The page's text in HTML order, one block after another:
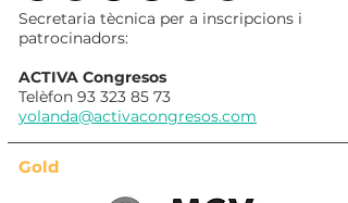
Secretaria tècnica per a inscripcions i
patrocinadors:
ACTIVA Congresos
Telèfon 93 323 85 73
yolanda@activacongresos.com
Gold